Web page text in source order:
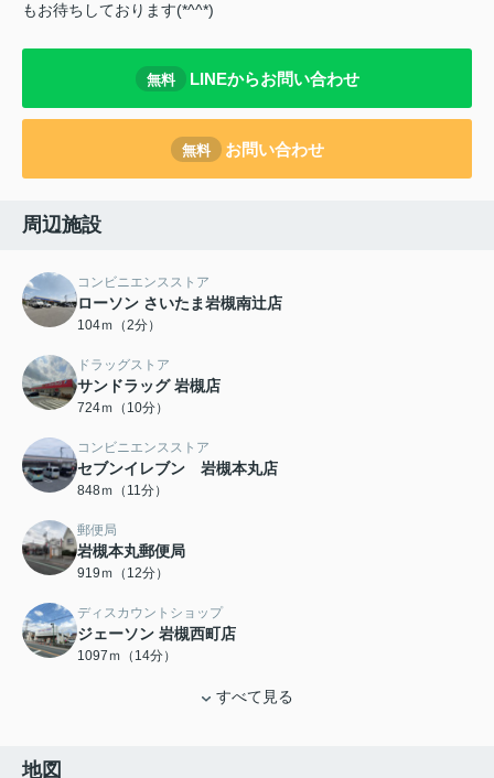
もお待ちしております(*^^*)
無料 LINEからお問い合わせ
無料 お問い合わせ
周辺施設
コンビニエンスストア
ローソン さいたま岩槻南辻店
104ｍ（2分）
ドラッグストア
サンドラッグ 岩槻店
724ｍ（10分）
コンビニエンスストア
セブンイレブン 岩槻本丸店
848ｍ（11分）
郵便局
岩槻本丸郵便局
919ｍ（12分）
ディスカウントショップ
ジェーソン 岩槻西町店
1097ｍ（14分）
すべて見る
地図